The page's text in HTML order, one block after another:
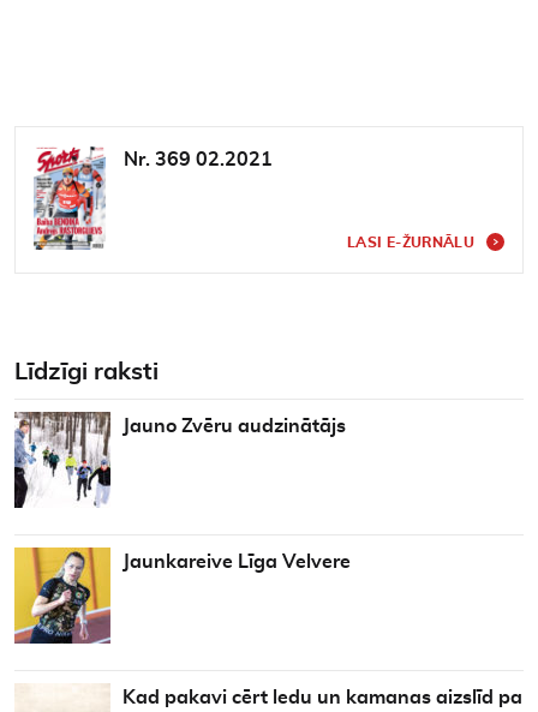
Nr. 369 02.2021
LASI E-ŽURNĀLU
Līdzīgi raksti
Jauno Zvēru audzinātājs
Jaunkareive Līga Velvere
Kad pakavi cērt ledu un kamanas aizslīd pa